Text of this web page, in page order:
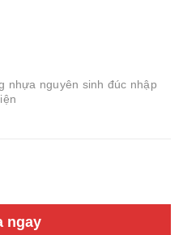
nhựa nguyên sinh đúc nhập
ngay